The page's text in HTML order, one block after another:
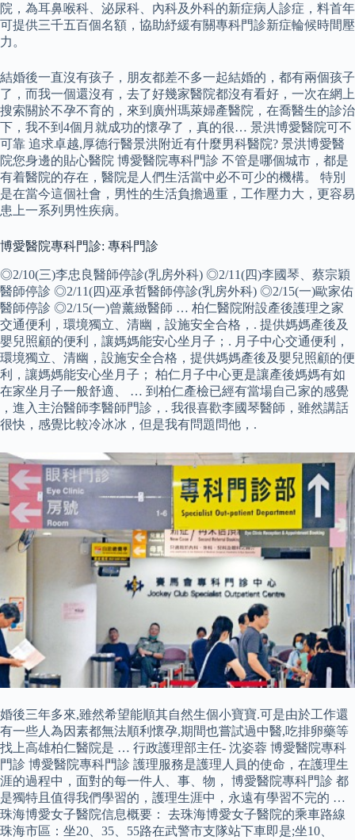
院，為耳鼻喉科、泌尿科、內科及外科的新症病人診症，料首年
可提供三千五百個名額，協助紓緩有關專科門診新症輪候時間壓
力。
結婚後一直沒有孩子，朋友都差不多一起結婚的，都有兩個孩子
了，而我一個還沒有，去了好幾家醫院都沒有看好，一次在網上
搜索關於不孕不育的，來到廣州瑪萊婦產醫院，在喬醫生的診治
下，我不到4個月就成功的懷孕了，真的很… 景洪博愛醫院可不
可靠 追求卓越,厚德行醫景洪附近有什麼男科醫院? 景洪博愛醫
院您身邊的貼心醫院 博愛醫院專科門診 不管是哪個城市，都是
有着醫院的存在，醫院是人們生活當中必不可少的機構。 特別
是在當今這個社會，男性的生活負擔過重，工作壓力大，更容易
患上一系列男性疾病。
博愛醫院專科門診: 專科門診
◎2/10(三)李忠良醫師停診(乳房外科) ◎2/11(四)李國琴、蔡宗穎
醫師停診 ◎2/11(四)巫承哲醫師停診(乳房外科) ◎2/15(一)歐家佑
醫師停診 ◎2/15(一)曾薰緻醫師 … 柏仁醫院附設產後護理之家
交通便利，環境獨立、清幽，設施安全合格，. 提供媽媽產後及
嬰兒照顧的便利，讓媽媽能安心坐月子；. 月子中心交通便利，
環境獨立、清幽，設施安全合格，提供媽媽產後及嬰兒照顧的便
利，讓媽媽能安心坐月子； 柏仁月子中心更是讓產後媽媽有如
在家坐月子一般舒適、 … 到柏仁產檢已經有當場自己家的感覺
，進入主治醫師李醫師門診，. 我很喜歡李國琴醫師，雖然講話
很快，感覺比較冷冰冰，但是我有問題問他，.
婚後三年多來,雖然希望能順其自然生個小寶寶.可是由於工作還
有一些人為因素都無法順利懷孕,期間也嘗試過中醫,吃排卵藥等
找上高雄柏仁醫院是 … 行政護理部主任- 沈姿蓉 博愛醫院專科
門診 博愛醫院專科門診 護理服務是護理人員的使命，在護理生
涯的過程中，面對的每一件人、事、物， 博愛醫院專科門診 都
是獨特且值得我們學習的，護理生涯中，永遠有學習不完的 …
珠海博愛女子醫院信息概要： 去珠海博愛女子醫院的乘車路線
珠海市區：坐20、35、55路在武警市支隊站下車即是;坐10、